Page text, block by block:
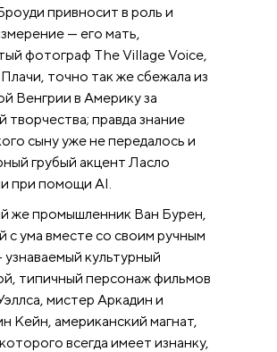
привносит в роль и
— его мать,
фотограф The Village Voice,
точно так же сбежала из
Венгрии в Америку за
творчества; правда знание
сыну уже не передалось и
грубый акцент Ласло
при помощи AI.
же промышленник Ван Бурен,
с ума вместе со своим ручным
культурный
типичный персонаж фильмов
мистер Аркадин и
Кейн, американский магнат,
всегда имеет изнанку,